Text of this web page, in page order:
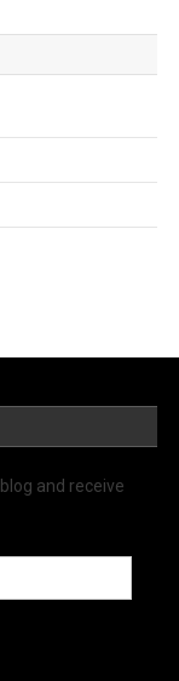
and receive